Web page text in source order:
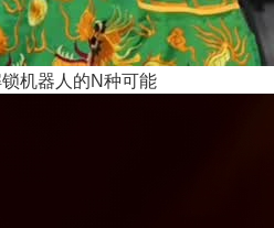
机器人的N种可能